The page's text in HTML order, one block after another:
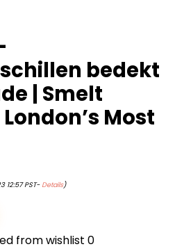
bedekt
| Smelt
Most
12:57 PST- Details)
from wishlist 0